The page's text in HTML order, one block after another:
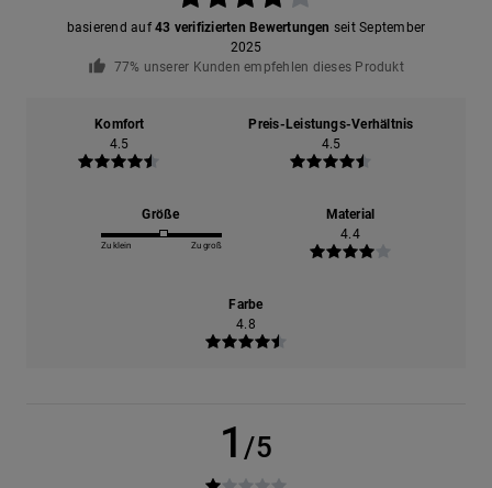
basierend auf43 verifizierten Bewertungen seit September
2025
77% unserer Kunden empfehlen dieses Produkt
Komfort
4.5
Preis-Leistungs-Verhältnis
4.5
Größe
Zu klein Zu groß
Material
4.4
Farbe
4.8
1 /5